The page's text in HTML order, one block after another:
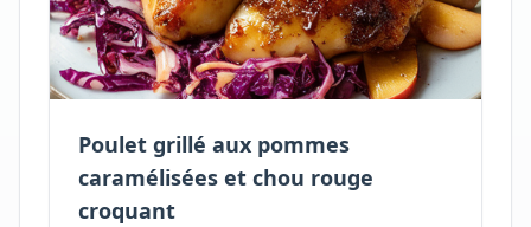
Poulet grillé aux pommes
caramélisées et chou rouge
croquant